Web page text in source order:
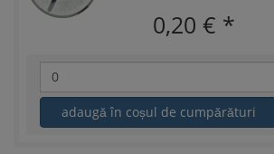
0,20 € *
adaugă în coșul de cumpărături